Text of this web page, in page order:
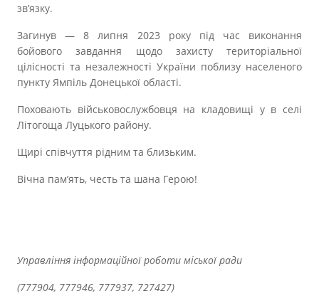
зв’язку.
Загинув — 8 липня 2023 року під час виконання
бойового завдання щодо захисту територіальної
цілісності та незалежності України поблизу населеного
пункту Ямпіль Донецької області.
Поховають військовослужбовця на кладовищі у в селі
Літогоща Луцького району.
Щирі співчуття рідним та близьким.
Вічна пам’ять, честь та шана Герою!
Управління інформаційної роботи міської ради
(777904, 777946, 777937, 727427)